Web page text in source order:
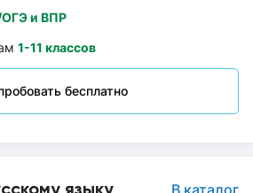
и ВПР
1-11 классов
бесплатно
языку В каталог